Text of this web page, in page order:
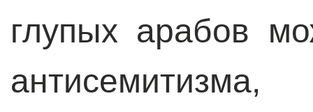
глупых арабов